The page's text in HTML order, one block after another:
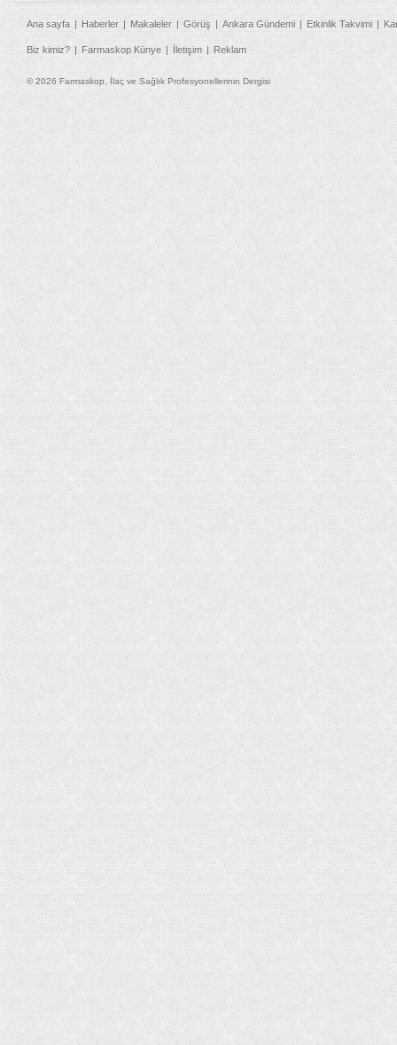
Ana sayfa Haberler Makaleler Görüş Ankara Gündemi Etkinlik Takvimi
Biz kimiz? Farmaskop Künye İletişim Reklam
© 2026 Farmaskop, İlaç ve Sağlık Profesyonellerinin Dergisi